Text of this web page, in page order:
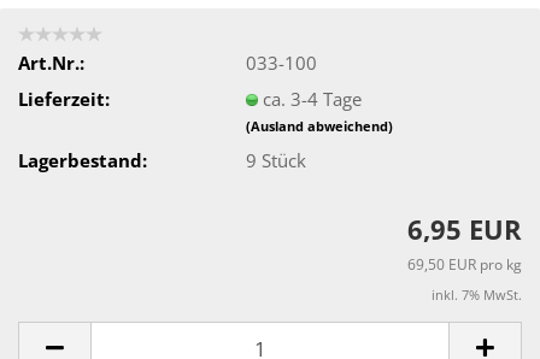
Art.Nr.:
033-100
Lieferzeit:
ca. 3-4 Tage
(Ausland abweichend)
Lagerbestand: 9 Stück
6,95 EUR
69,50 EUR pro kg
inkl. 7% MwSt.